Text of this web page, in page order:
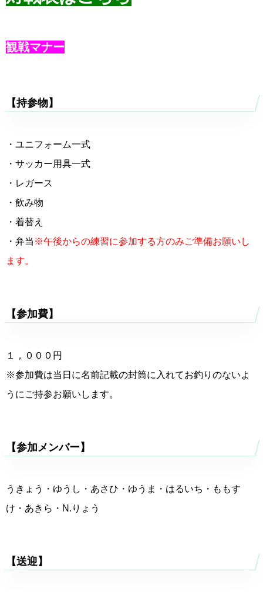
観戦マナー
【持参物】
・ユニフォーム一式
・サッカー用具一式
・レガース
・飲み物
・着替え
・弁当 ※午後からの練習に参加する方のみご準備お願いし
ます。
【参加費】
１，０００円
※参加費は当日に名前記載の封筒に入れてお釣りのないよ
うにご持参お願いします。
【参加メンバー】
うきょう・ゆうし・あさひ・ゆうま・はるいち・ももす
け・あきら・N.りょう
【送迎】